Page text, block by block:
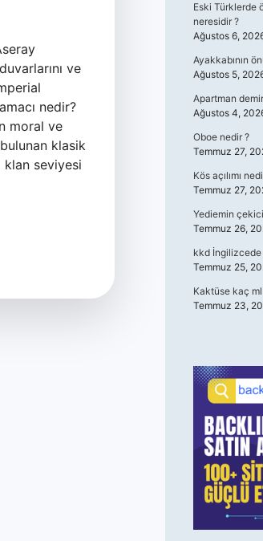
ve
nedir?
moral ve
klasik
klan seviyesi
Eski Türklerde
neresidir ?
Ağustos 6,
Ayakkabının
Ağustos 5,
Apartman
Ağustos 4,
Oboe nedir ?
Temmuz 27,
Kös açılımı
Temmuz 27,
Yediemin
Temmuz 26,
kkd İngilizcede
Temmuz 25,
Kaktüse kaç
Temmuz 23,